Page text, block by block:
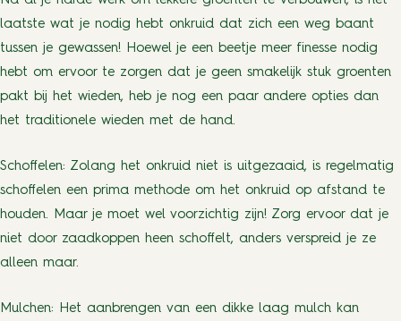
laatste wat je nodig hebt onkruid dat zich een weg baant
tussen je gewassen! Hoewel je een beetje meer finesse nodig
hebt om ervoor te zorgen dat je geen smakelijk stuk groenten
pakt bij het wieden, heb je nog een paar andere opties dan
het traditionele wieden met de hand.
Schoffelen: Zolang het onkruid niet is uitgezaaid, is regelmatig
schoffelen een prima methode om het onkruid op afstand te
houden. Maar je moet wel voorzichtig zijn! Zorg ervoor dat je
niet door zaadkoppen heen schoffelt, anders verspreid je ze
alleen maar.
Mulchen: Het aanbrengen van een dikke laag mulch kan